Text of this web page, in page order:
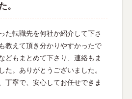
。
た転職先を何社か紹介して下さ
教えて頂き分かりやすかったで
どもまとめて下さり、連絡もま
た。ありがとうございました。
丁寧で、安心してお任せできま